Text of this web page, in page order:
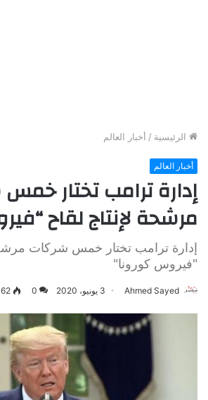
الرئيسية / أخبار العالم
أخبار العالم
إدارة ترامب تختار
مرشحة لإنتاج لقاح
إدارة ترامب تختار خمس شركات
"فيروس كورونا"
Ahmed Sayed 3 يونيو، 2020 0